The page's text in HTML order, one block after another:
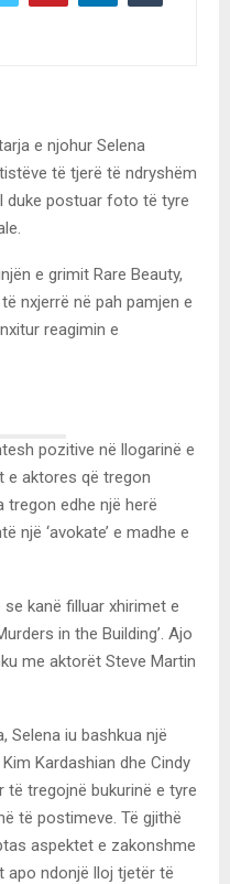
e njohur Selena
të tjerë të ndryshëm
duke postuar foto të tyre
e grimit Rare Beauty,
nxjerrë në pah pamjen e
reagimin e
pozitive në llogarinë e
e aktores që tregon
tregon edhe një herë
një ‘avokate’ e madhe e
kanë filluar xhirimet e
in the Building’. Ajo
me aktorët Steve Martin
Selena iu bashkua një
Kardashian dhe Cindy
tregojnë bukurinë e tyre
të postimeve. Të gjithë
aspektet e zakonshme
apo ndonjë lloj tjetër të